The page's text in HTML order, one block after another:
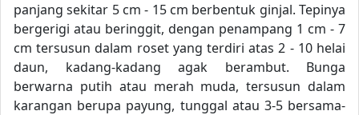
panjang sekitar 5 cm - 15 cm berbentuk ginjal. Tepinya
bergerigi atau beringgit, dengan penampang 1 cm - 7
cm tersusun dalam roset yang terdiri atas 2 - 10 helai
daun, kadang-kadang agak berambut. Bunga
berwarna putih atau merah muda, tersusun dalam
karangan berupa payung, tunggal atau 3-5 bersama-